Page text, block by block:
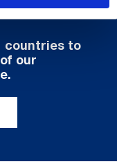
countries to
our